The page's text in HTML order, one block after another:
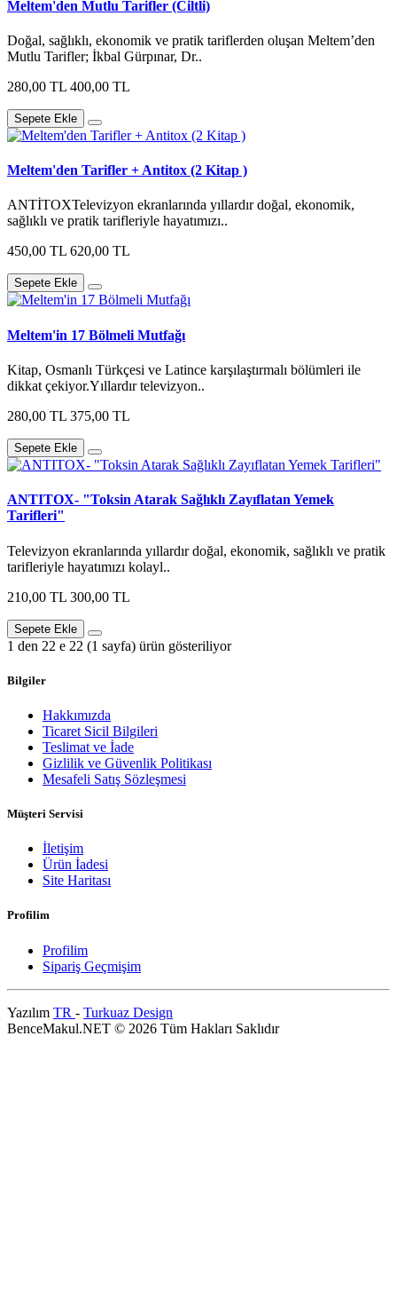
Meltem'den Mutlu Tarifler (Ciltli)
Doğal, sağlıklı, ekonomik ve pratik tariflerden oluşan Meltem’den
Mutlu Tarifler; İkbal Gürpınar, Dr..
280,00 TL 400,00 TL
Sepete Ekle
Meltem'den Tarifler + Antitox (2 Kitap )
ANTİTOXTelevizyon ekranlarında yıllardır doğal, ekonomik,
sağlıklı ve pratik tarifleriyle hayatımızı..
450,00 TL 620,00 TL
Sepete Ekle
Meltem'in 17 Bölmeli Mutfağı
Kitap, Osmanlı Türkçesi ve Latince karşılaştırmalı bölümleri ile
dikkat çekiyor.Yıllardır televizyon..
280,00 TL 375,00 TL
Sepete Ekle
ANTITOX- "Toksin Atarak Sağlıklı Zayıflatan Yemek
Tarifleri"
Televizyon ekranlarında yıllardır doğal, ekonomik, sağlıklı ve pratik
tarifleriyle hayatımızı kolayl..
210,00 TL 300,00 TL
Sepete Ekle
1 den 22 e 22 (1 sayfa) ürün gösteriliyor
Bilgiler
Hakkımızda
Ticaret Sicil Bilgileri
Teslimat ve İade
Gizlilik ve Güvenlik Politikası
Mesafeli Satış Sözleşmesi
Müşteri Servisi
İletişim
Ürün İadesi
Site Haritası
Profilim
Profilim
Sipariş Geçmişim
Yazılım TR - Turkuaz Design
BenceMakul.NET © 2026 Tüm Hakları Saklıdır